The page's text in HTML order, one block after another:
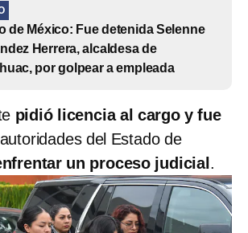
de México: Fue detenida Selenne
Herrera, alcaldesa de
por golpear a empleada
pidió licencia al cargo y fue
del Estado de
un proceso judicial .